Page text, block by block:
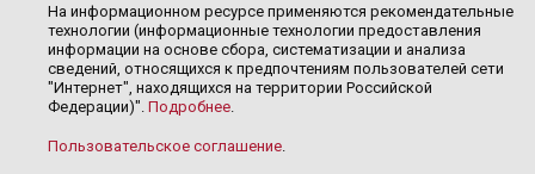
На информационном ресурсе применяются рекомендательные
технологии (информационные технологии предоставления
информации на основе сбора, систематизации и анализа
сведений, относящихся к предпочтениям пользователей сети
"Интернет", находящихся на территории Российской
Федерации)". Подробнее
Пользовательское соглашение